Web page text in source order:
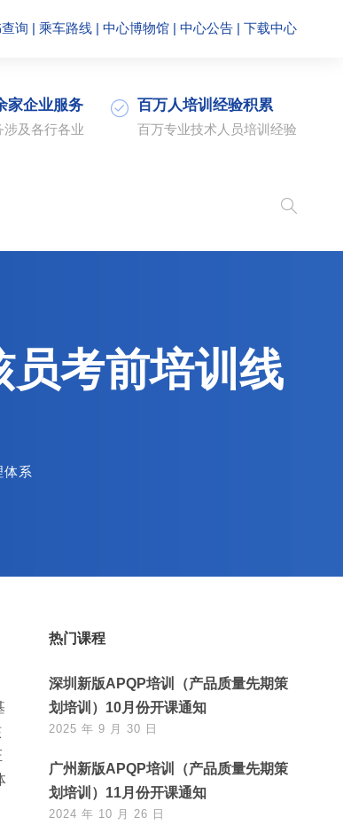
询 | 乘车路线 | 中心博物馆 | 中心公告 | 下载中心
家企业服务
涉及各行各业
百万人培训经验积累
百万专业技术人员培训经验
考前培训线
体系
热门课程
深圳新版APQP培训（产品质量先期策
划培训）10月份开课通知
2025 年 9 月 30 日
广州新版APQP培训（产品质量先期策
划培训）11月份开课通知
2024 年 10 月 26 日